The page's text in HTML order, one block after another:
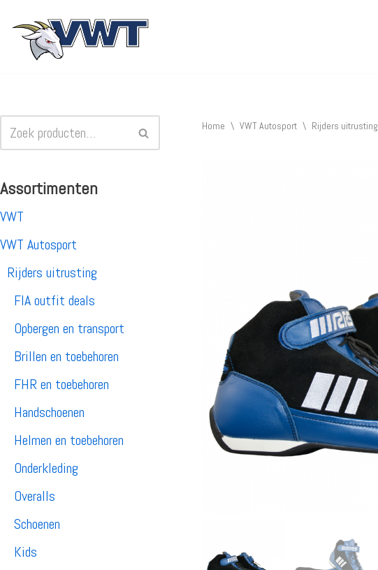
Ga
Assortimenten
VWT
VWT Autosport
Rijders uitrusting
FIA outfit deals
Opbergen en transport
Brillen en toebehoren
FHR en toebehoren
Handschoenen
Helmen en toebehoren
Onderkleding
Overalls
Schoenen
Kids
Home \ VWT Autosport \ Rijders uitrusting